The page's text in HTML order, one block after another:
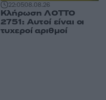
22:0508.08.26
Κλήρωση ΛΟΤΤΟ
2751: Αυτοί είναι οι
τυχεροί αριθμοί